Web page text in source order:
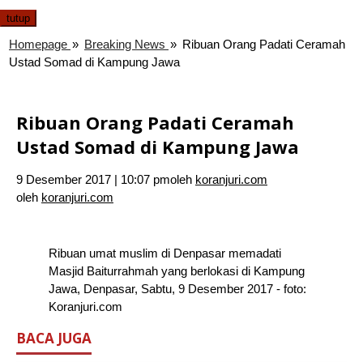
tutup
Homepage » Breaking News » Ribuan Orang Padati Ceramah
Ustad Somad di Kampung Jawa
Ribuan Orang Padati Ceramah
Ustad Somad di Kampung Jawa
9 Desember 2017 | 10:07 pmoleh koranjuri.com
oleh koranjuri.com
Ribuan umat muslim di Denpasar memadati
Masjid Baiturrahmah yang berlokasi di Kampung
Jawa, Denpasar, Sabtu, 9 Desember 2017 - foto:
Koranjuri.com
BACA JUGA